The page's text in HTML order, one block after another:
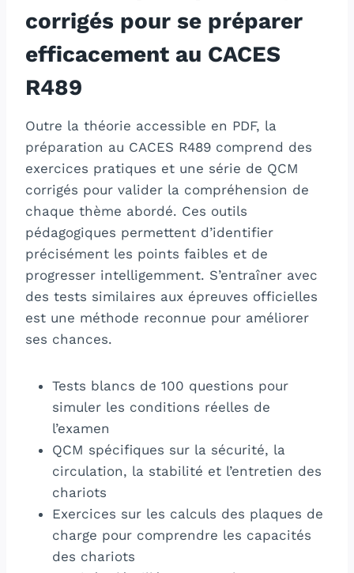
corrigés pour se préparer
efficacement au CACES
R489
Outre la théorie accessible en PDF, la
préparation au CACES R489 comprend des
exercices pratiques et une série de QCM
corrigés pour valider la compréhension de
chaque thème abordé. Ces outils
pédagogiques permettent d’identifier
précisément les points faibles et de
progresser intelligemment. S’entraîner avec
des tests similaires aux épreuves officielles
est une méthode reconnue pour améliorer
ses chances.
Tests blancs de 100 questions pour
simuler les conditions réelles de
l’examen
QCM spécifiques sur la sécurité, la
circulation, la stabilité et l’entretien des
chariots
Exercices sur les calculs des plaques de
charge pour comprendre les capacités
des chariots